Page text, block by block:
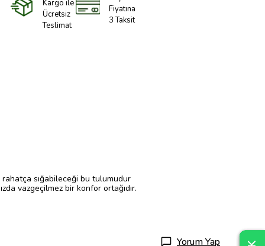
Kargo ile
Ücretsiz
Teslimat
Fiyatına
3 Taksit
sığabileceği bu tulumudur
vazgeçilmez bir konfor ortağıdır.
Yorum Yap